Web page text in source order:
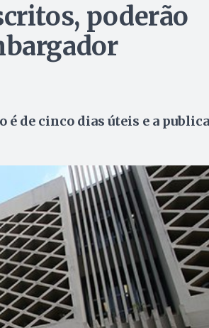
poderão
de cinco dias úteis e a